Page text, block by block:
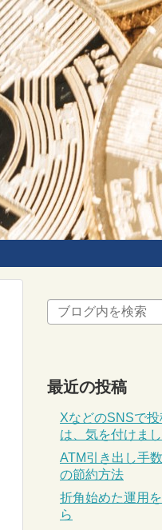
最近の投稿
XなどのSNSで
は、気を付けま
ATM引き出し手
の節約方法
折角始めた運用
ら